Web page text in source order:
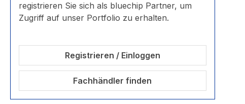
registrieren Sie sich als bluechip Partner, um
Zugriff auf unser Portfolio zu erhalten.
Registrieren / Einloggen
Fachhändler finden